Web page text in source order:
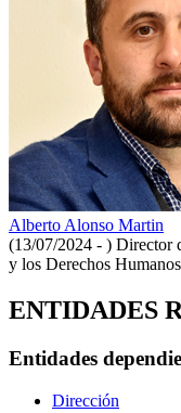
Alberto Alonso Martin
(13/07/2024 - ) Director
y los Derechos
ENTIDADES
Entidades
Dirección